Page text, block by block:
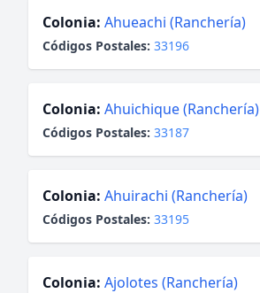
Colonia: Ahueachi (Ranchería)
Códigos Postales: 33196
Colonia: Ahuichique (Ranchería)
Códigos Postales: 33187
Colonia: Ahuirachi (Ranchería)
Códigos Postales: 33195
Colonia: Ajolotes (Ranchería)